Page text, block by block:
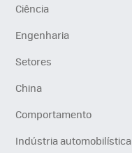
Ciência
Engenharia
Setores
China
Comportamento
Indústria automobilística